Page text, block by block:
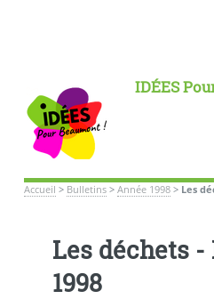
IDÉES
Accueil > Bulletins> Année 1998> Les
Les déchets -
1998